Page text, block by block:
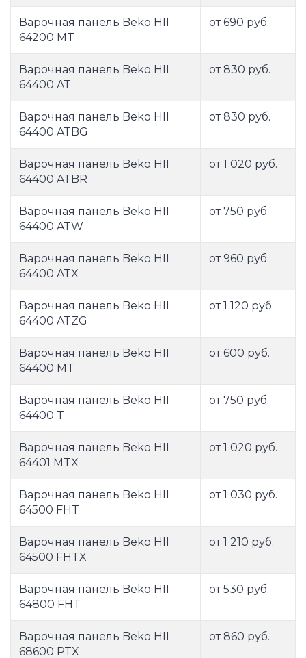
Варочная панель Beko HII
64200 MT
от 690 руб.
Варочная панель Beko HII
64400 AT
от 830 руб.
Варочная панель Beko HII
64400 ATBG
от 830 руб.
Варочная панель Beko HII
64400 ATBR
от 1 020 руб.
Варочная панель Beko HII
64400 ATW
от 750 руб.
Варочная панель Beko HII
64400 ATX
от 960 руб.
Варочная панель Beko HII
64400 ATZG
от 1 120 руб.
Варочная панель Beko HII
64400 MT
от 600 руб.
Варочная панель Beko HII
64400 T
от 750 руб.
Варочная панель Beko HII
64401 MTX
от 1 020 руб.
Варочная панель Beko HII
64500 FHT
от 1 030 руб.
Варочная панель Beko HII
64500 FHTX
от 1 210 руб.
Варочная панель Beko HII
64800 FHT
от 530 руб.
Варочная панель Beko HII
68600 PTX
от 860 руб.